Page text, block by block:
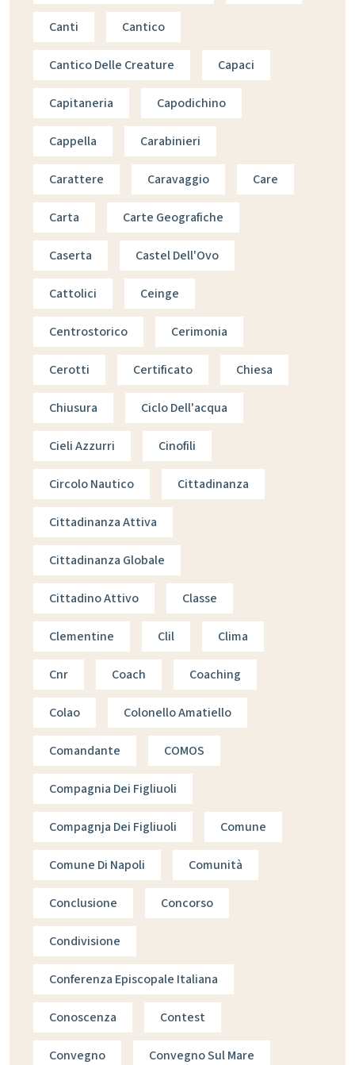
Canti Cantico
Cantico Delle Creature Capaci
Capitaneria Capodichino
Cappella Carabinieri
Carattere Caravaggio Care
Carta Carte Geografiche
Caserta Castel Dell'Ovo
Cattolici Ceinge
Centrostorico Cerimonia
Cerotti Certificato Chiesa
Chiusura Ciclo Dell'acqua
Cieli Azzurri Cinofili
Circolo Nautico Cittadinanza
Cittadinanza Attiva
Cittadinanza Globale
Cittadino Attivo Classe
Clementine Clil Clima
Cnr Coach Coaching
Colao Colonello Amatiello
Comandante COMOS
Compagnia Dei Figliuoli
Compagnja Dei Figliuoli Comune
Comune Di Napoli Comunità
Conclusione Concorso
Condivisione
Conferenza Episcopale Italiana
Conoscenza Contest
Convegno Convegno Sul Mare